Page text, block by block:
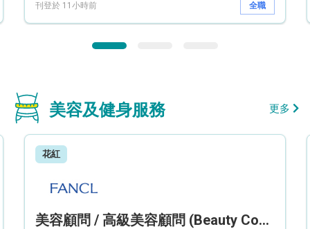
刊登於 11小時前 全職
美容及健身服務 更多
花紅
美容顧問 / 高級美容顧問 (Beauty Consultant / Senior Beauty Consultant)